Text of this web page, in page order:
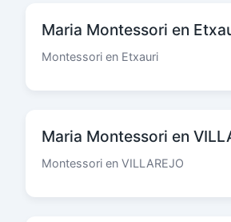
Maria Montessori en
Montessori en Etxauri
Maria Montessori en
Montessori en VILLAREJO